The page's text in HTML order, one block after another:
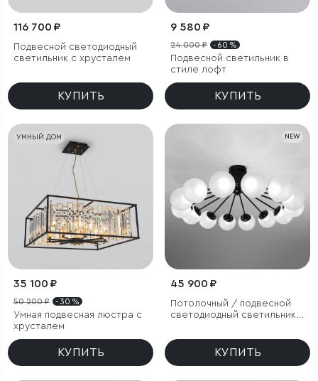
116 700 ₽
Подвесной светодиодный
светильник с хрусталем
КУПИТЬ
9 580 ₽
24 000 ₽ - 60 %
Подвесной светильник в
стиле лофт
КУПИТЬ
УМНЫЙ ДОМ
35 100 ₽
50 200 ₽ - 30 %
Умная подвесная люстра с
хрусталем
КУПИТЬ
NEW
45 900 ₽
Потолочный / подвесной
светодиодный светильник с
температуры
КУПИТЬ